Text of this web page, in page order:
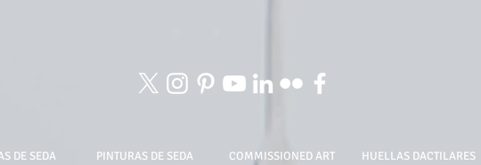
DE SEDA PINTURAS DE SEDA COMMISSIONED ART HUELLAS DACTILARES